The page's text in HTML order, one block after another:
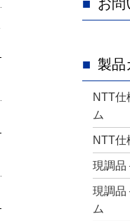
お問
製品
NTT仕
ム
NTT仕
現調品
現調品
ム